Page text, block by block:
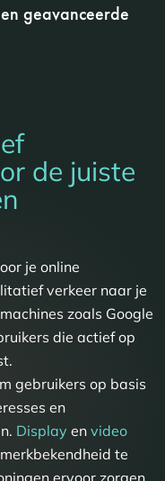
geavanceerde
de juiste
je online
verkeer naar je
zoals Google
die actief op
gebruikers op basis
en
Display envideo
te
ervoor zorgen